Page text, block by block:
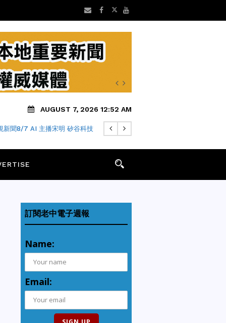
AUGUST 7, 2026 12:52 AM
新聞8/7 AI 主播宋明 矽谷科技
訂閱老中電子週報
Name:
Email: